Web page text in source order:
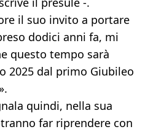
il suo invito a portare
dodici anni fa, mi
questo tempo sarà
2025 dal primo Giubileo
quindi, nella sua
far riprendere con